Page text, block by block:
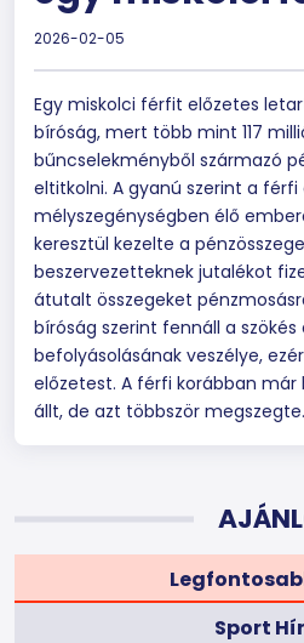
2026-02-05
Egy miskolci férfit előzetes
bíróság, mert több mint 117
bűncselekményből származó
eltitkolni. A gyanú szerint a férfi
mélyszegénységben élő
keresztül kezelte a
beszervezetteknek jutalékot
átutalt összegeket
bíróság szerint fennáll a szökés
befolyásolásának veszélye,
előzetest. A férfi korábban
állt, de azt többször megszegte.
Sport